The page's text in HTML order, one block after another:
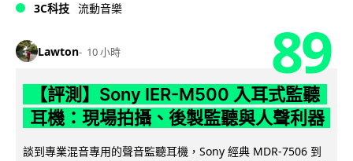
3C科技 流動音樂
Lawton 10 小時 89
【評測】Sony IER-M500 入耳式監聽
耳機：現場拍攝、後製監聽與人聲利器
談到專業混音專用的聲音監聽耳機，Sony 經典 MDR-7506 到